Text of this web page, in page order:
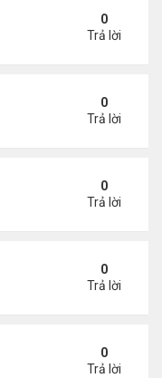
- 6/4/21
0
Trả lời
6/4/21
0
Trả lời
21/21- 5/28/210
Trả lời
5/28/21
0
Trả lời
5/28/21
0
Trả lời